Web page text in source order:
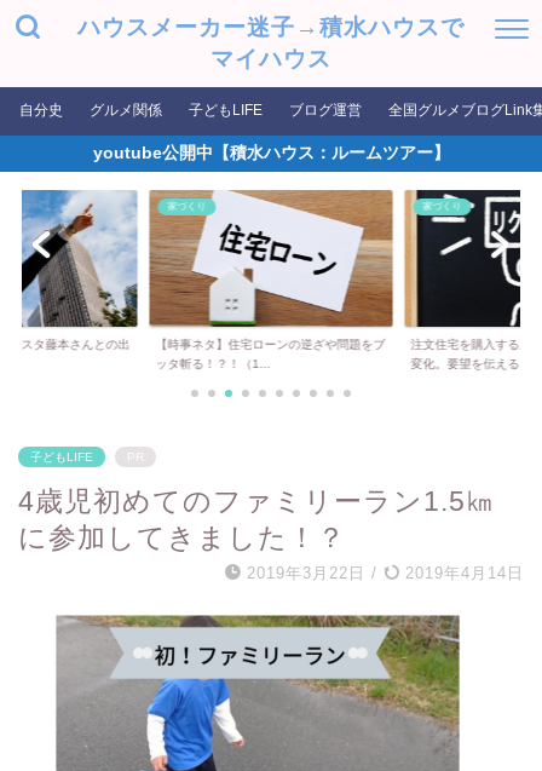
ハウスメーカー迷子→積水ハウスで
マイハウス
自分史 グルメ関係 子どもLIFE ブログ運営 全国グルメブログLink
youtube公開中【積水ハウス：ルームツアー】
ジスタ藤本さんとの出
家づくり
【時事ネタ】住宅ローンの逆ざや問題をブ
ッタ斬る！？！（1...
家づくり
注文住宅を購入する上
変化。要望を伝える...
子どもLIFE PR
4歳児初めてのファミリーラン1.5㎞
に参加してきました！？
2019年3月22日 / 2019年4月14日